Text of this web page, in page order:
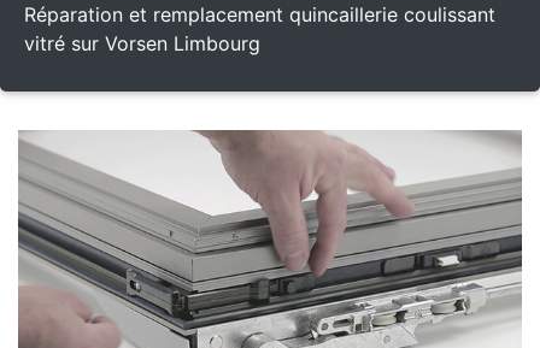
Réparation et remplacement quincaillerie coulissant
vitré sur Vorsen Limbourg